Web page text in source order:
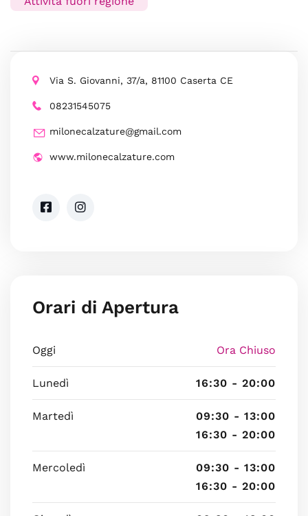
Via S. Giovanni, 37/a, 81100 Caserta CE
08231545075
milonecalzature@gmail.com
www.milonecalzature.com
Orari di Apertura
Oggi Ora Chiuso
Lunedì 16:30 - 20:00
Martedì
09:30 - 13:00
16:30 - 20:00
Mercoledì
09:30 - 13:00
16:30 - 20:00